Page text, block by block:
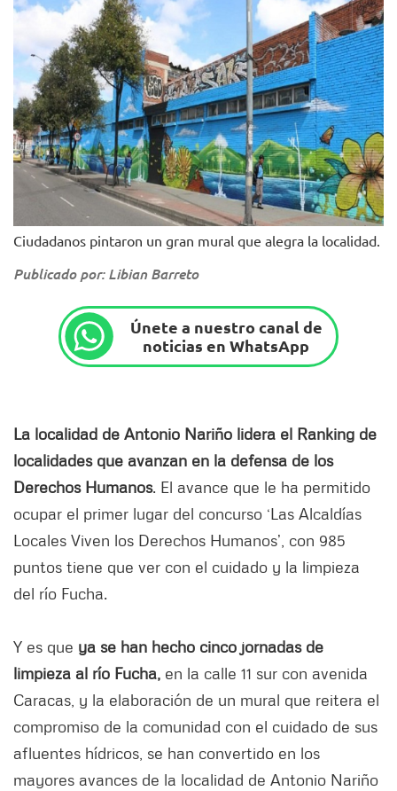
Ciudadanos pintaron un gran mural que alegra la localidad.
Publicado por: Libian Barreto
Únete a nuestro canal de
noticias en WhatsApp
La localidad de Antonio Nariño lidera el Ranking de
localidades que avanzan en la defensa de los
Derechos Humanos. El avance que le ha permitido
ocupar el primer lugar del concurso ‘Las Alcaldías
Locales Viven los Derechos Humanos’, con 985
puntos tiene que ver con el cuidado y la limpieza
del río Fucha.
Y es que ya se han hecho cinco jornadas de
limpieza al río Fucha, en la calle 11 sur con avenida
Caracas, y la elaboración de un mural que reitera el
compromiso de la comunidad con el cuidado de sus
afluentes hídricos, se han convertido en los
mayores avances de la localidad de Antonio Nariño